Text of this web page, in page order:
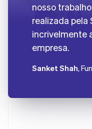
nosso
realizada pela
incrivelmente
empresa.
Sanket Shah,